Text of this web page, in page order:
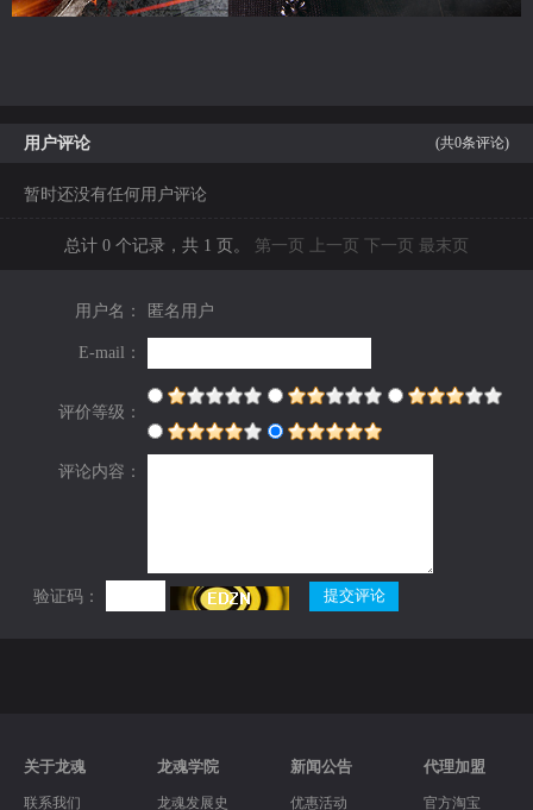
用户评论 (共0条评论)
暂时还没有任何用户评论
总计 0 个记录，共 1 页。 第一页 上一页 下一页 最末页
用户名： 匿名用户
E-mail：
评价等级：
评论内容：
验证码：
关于龙魂
联系我们
龙魂学院
龙魂发展史
新闻公告
优惠活动
代理加盟
官方淘宝